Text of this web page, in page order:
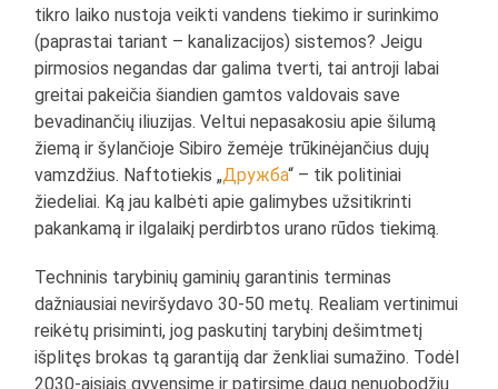
tikro laiko nustoja veikti vandens tiekimo ir surinkimo
(paprastai tariant – kanalizacijos) sistemos? Jeigu
pirmosios negandas dar galima tverti, tai antroji labai
greitai pakeičia šiandien gamtos valdovais save
bevadinančių iliuzijas. Veltui nepasakosiu apie šilumą
žiemą ir šylančioje Sibiro žemėje trūkinėjančius dujų
vamzdžius. Naftotiekis „Дружба“ – tik politiniai
žiedeliai. Ką jau kalbėti apie galimybes užsitikrinti
pakankamą ir ilgalaikį perdirbtos urano rūdos tiekimą.
Techninis tarybinių gaminių garantinis terminas
dažniausiai neviršydavo 30-50 metų. Realiam vertinimui
reikėtų prisiminti, jog paskutinį tarybinį dešimtmetį
išplitęs brokas tą garantiją dar ženkliai sumažino. Todėl
2030-aisiais gyvensime ir patirsime daug nenuobodžių